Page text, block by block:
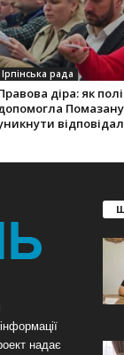
Ірпінська рада
діра: як
Помазану
надає